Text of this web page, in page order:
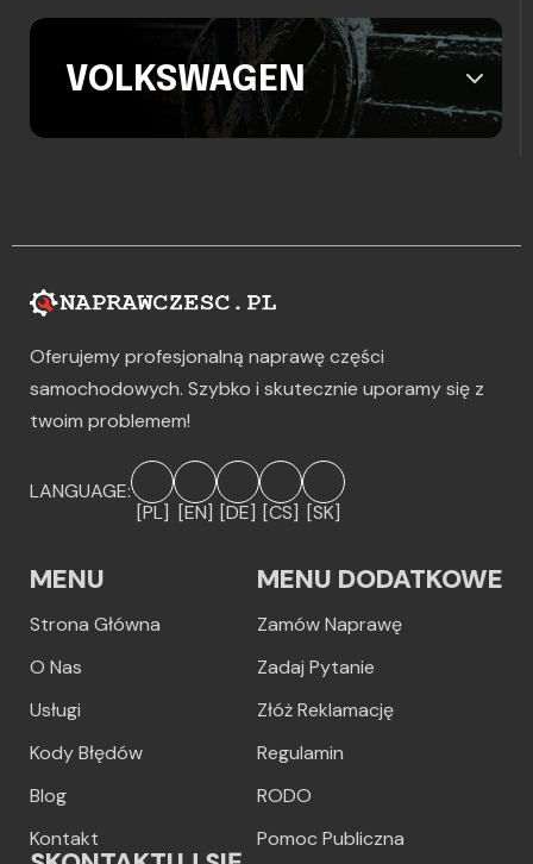
VOLKSWAGEN
Oferujemy profesjonalną naprawę części
samochodowych. Szybko i skutecznie uporamy się z
twoim problemem!
LANGUAGE:
[PL] [EN] [DE] [CS] [SK]
MENU
Strona Główna
O Nas
Usługi
Kody Błędów
Blog
Kontakt
MENU DODATKOWE
Zamów Naprawę
Zadaj Pytanie
Złóż Reklamację
Regulamin
RODO
Pomoc Publiczna